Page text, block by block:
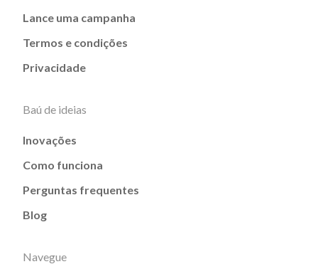
Lance uma campanha
Termos e condições
Privacidade
Baú de ideias
Inovações
Como funciona
Perguntas frequentes
Blog
Navegue